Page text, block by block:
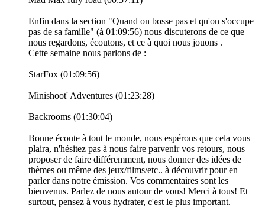
Enfin dans la section "Quand on bosse pas et qu'on s'occupe
pas de sa famille" (à 01:09:56) nous discuterons de ce que
nous regardons, écoutons, et ce à quoi nous jouons .
Cette semaine nous parlons de :
StarFox (01:09:56)
Minishoot' Adventures (01:23:28)
Backrooms (01:30:04)
Bonne écoute à tout le monde, nous espérons que cela vous
plaira, n'hésitez pas à nous faire parvenir vos retours, nous
proposer de faire différemment, nous donner des idées de
thèmes ou même des jeux/films/etc.. à découvrir pour en
parler dans notre émission. Vos commentaires sont les
bienvenus. Parlez de nous autour de vous! Merci à tous! Et
surtout, pensez à vous hydrater, c'est le plus important.